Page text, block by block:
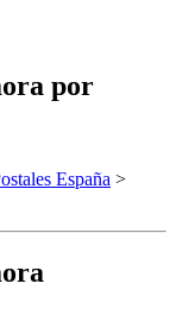
por
España >